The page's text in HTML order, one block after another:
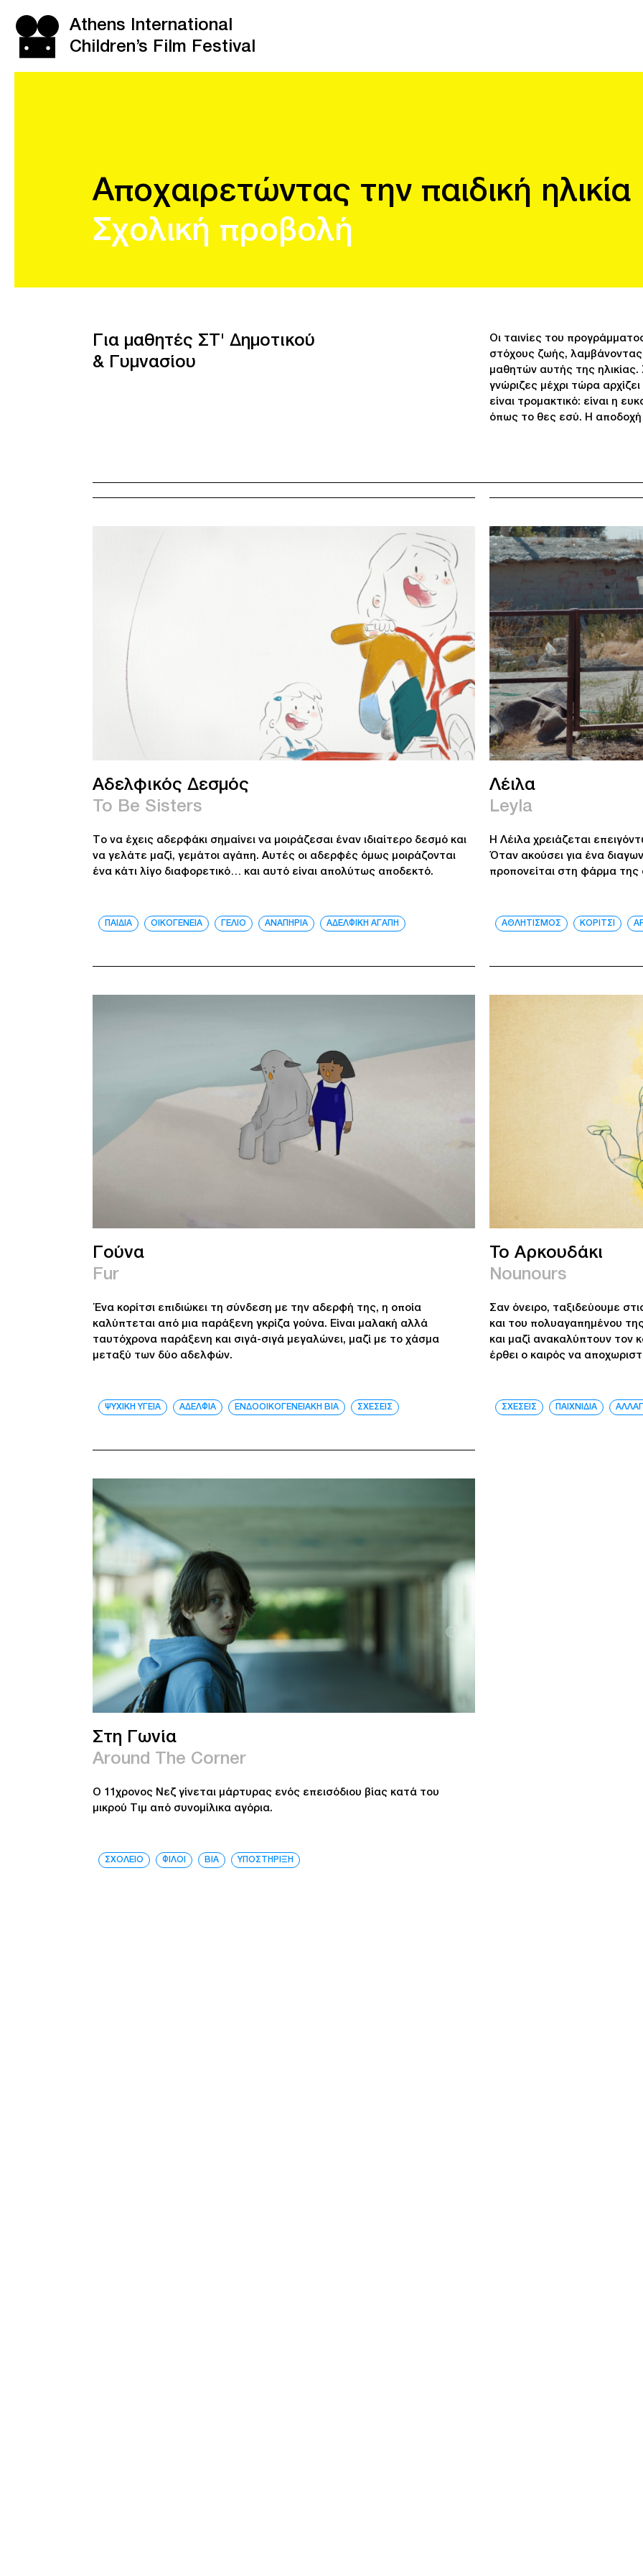
Athens International
Children’s Film Festival
Αποχαιρετώντας την παιδική ηλικία
Σχολική προβολή
Για μαθητές ΣΤ' Δημοτικού
& Γυμνασίου
Οι ταινίες του
στόχους ζωής,
μαθητών αυτής της
γνώριζες μέχρι τώρα
είναι τρομακτικό: είναι η
όπως το θες εσύ. Η
Αδελφικός Δεσμός
To Be Sisters
Το να έχεις αδερφάκι σημαίνει να μοιράζεσαι έναν ιδιαίτερο δεσμό και
να γελάτε μαζί, γεμάτοι αγάπη. Αυτές οι αδερφές όμως μοιράζονται
ένα κάτι λίγο διαφορετικό… και αυτό είναι απολύτως αποδεκτό.
ΠΑΙΔΙΑ ΟΙΚΟΓΕΝΕΙΑ ΓΕΛΙΟ ΑΝΑΠΗΡΙΑ ΑΔΕΛΦΙΚΗ ΑΓΑΠΗ
Λέιλα
Leyla
Η Λέιλα χρειάζεται
Όταν ακούσει για ένα
προπονείται στη φάρμα της
ΑΘΛΗΤΙΣΜΟΣ ΚΟΡΙΤΣΙ
Γούνα
Fur
Ένα κορίτσι επιδιώκει τη σύνδεση με την αδερφή της, η οποία
καλύπτεται από μια παράξενη γκρίζα γούνα. Είναι μαλακή αλλά
ταυτόχρονα παράξενη και σιγά-σιγά μεγαλώνει, μαζί με το χάσμα
μεταξύ των δύο αδελφών.
ΨΥΧΙΚΗ ΥΓΕΙΑ ΑΔΕΛΦΙΑ ΕΝΔΟΟΙΚΟΓΕΝΕΙΑΚΗ ΒΙΑ ΣΧΕΣΕΙΣ
To Αρκουδάκι
Nounours
Σαν όνειρο, ταξιδεύουμε
και του πολυαγαπημένου
και μαζί ανακαλύπτουν τον
έρθει ο καιρός να
ΣΧΕΣΕΙΣ ΠΑΙΧΝΙΔΙΑ
Στη Γωνία
Around The Corner
Ο 11χρονος Νεζ γίνεται μάρτυρας ενός επεισόδιου βίας κατά του
μικρού Τιμ από συνομίλικα αγόρια.
ΣΧΟΛΕΙΟ ΦΙΛΟΙ ΒΙΑ ΥΠΟΣΤΗΡΙΞΗ